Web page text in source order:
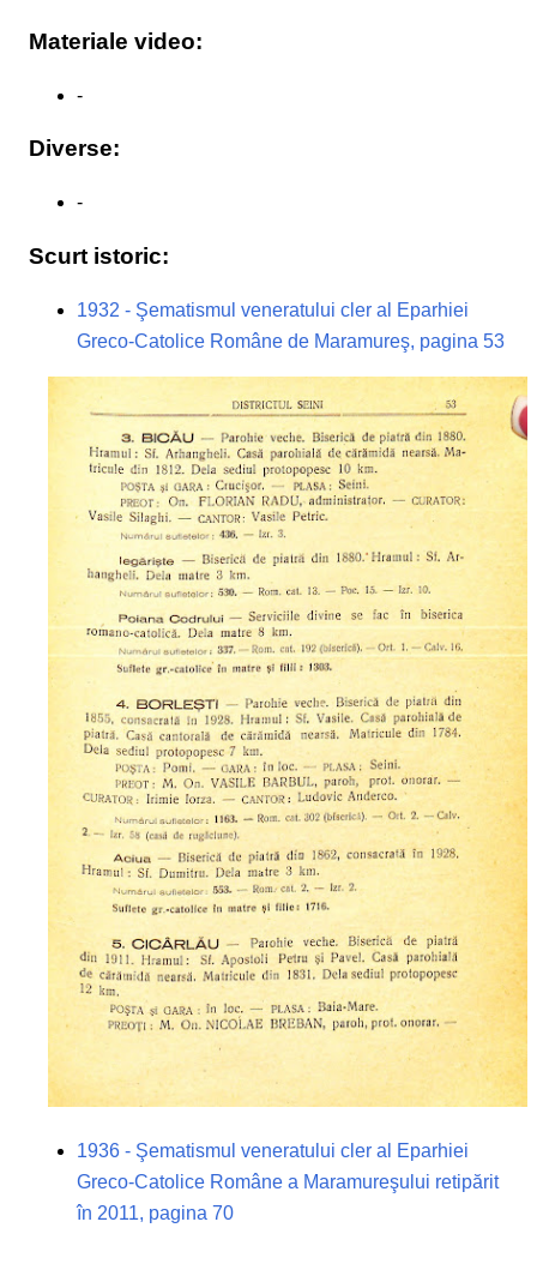
Materiale video:
-
Diverse:
-
Scurt istoric:
1932 - Şematismul veneratului cler al Eparhiei
Greco-Catolice Române de Maramureş, pagina 53
1936 - Şematismul veneratului cler al Eparhiei
Greco-Catolice Române a Maramureşului retipărit
în 2011, pagina 70